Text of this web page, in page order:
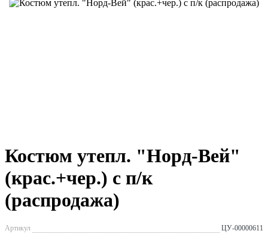
Костюм утепл. "Норд-Вей"
(крас.+чер.) с п/к
(распродажа)
Артикул ЦУ-00000611